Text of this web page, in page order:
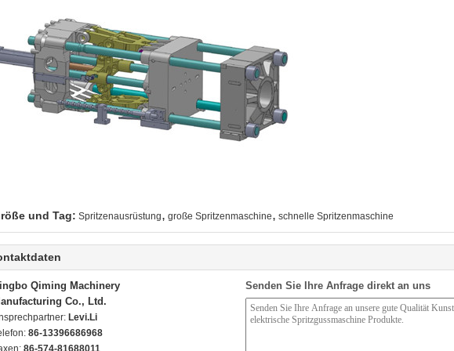
und Tag: Spritzenausrüstung, große Spritzenmaschine, schnelle Spritzenmaschine
Qiming Machinery
Co., Ltd.
Levi.Li
86-13396686968
86-574-81688011
Senden Sie Ihre Anfrage direkt an uns